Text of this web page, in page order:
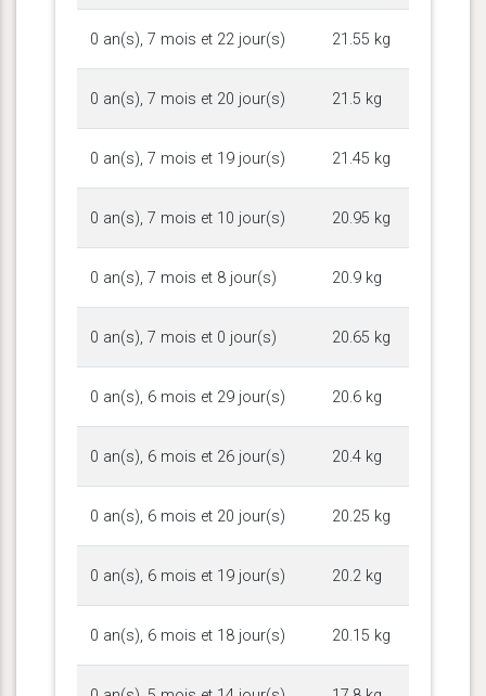
0 an(s), 7 mois et 22 jour(s) 21.55 kg
0 an(s), 7 mois et 20 jour(s) 21.5 kg
0 an(s), 7 mois et 19 jour(s) 21.45 kg
0 an(s), 7 mois et 10 jour(s) 20.95 kg
0 an(s), 7 mois et 8 jour(s) 20.9 kg
0 an(s), 7 mois et 0 jour(s) 20.65 kg
0 an(s), 6 mois et 29 jour(s) 20.6 kg
0 an(s), 6 mois et 26 jour(s) 20.4 kg
0 an(s), 6 mois et 20 jour(s) 20.25 kg
0 an(s), 6 mois et 19 jour(s) 20.2 kg
0 an(s), 6 mois et 18 jour(s) 20.15 kg